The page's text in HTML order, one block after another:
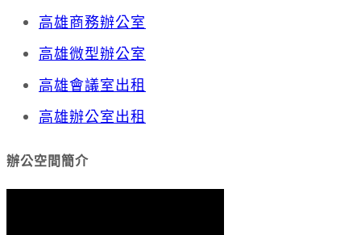
高雄商務辦公室
高雄微型辦公室
高雄會議室出租
高雄辦公室出租
辦公空間簡介